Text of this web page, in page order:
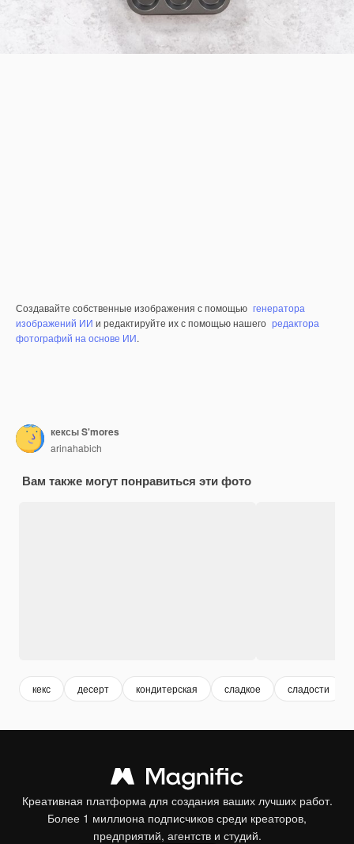
Создавайте собственные изображения с помощью генератора
изображений ИИ и редактируйте их с помощью нашего редактора
фотографий на основе ИИ.
кексы S'mores
arinahabich
Вам также могут понравиться эти фото
кекс десерт кондитерская сладкое сладости
Креативная платформа для создания ваших лучших работ.
Более 1 миллиона подписчиков среди креаторов,
предприятий, агентств и студий.